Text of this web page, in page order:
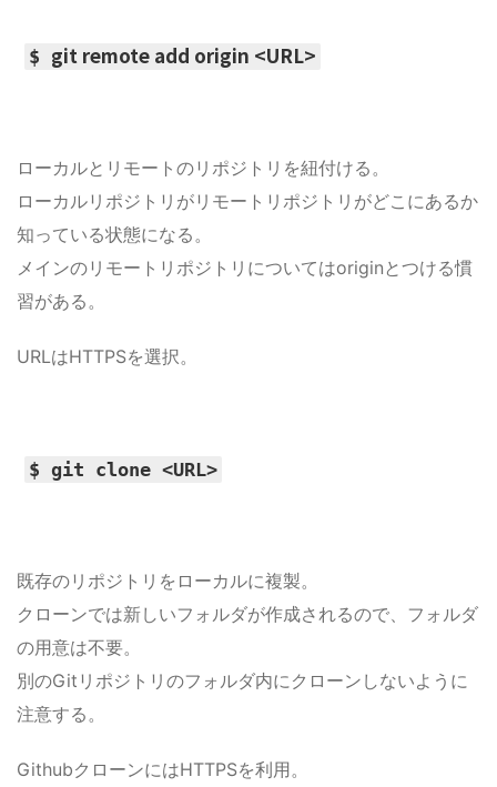
$ git remote add origin <URL>
ローカルとリモートのリポジトリを紐付ける。
ローカルリポジトリがリモートリポジトリがどこにあるか
知っている状態になる。
メインのリモートリポジトリについてはoriginとつける慣
習がある。
URLはHTTPSを選択。
$ git clone <URL>
既存のリポジトリをローカルに複製。
クローンでは新しいフォルダが作成されるので、フォルダ
の用意は不要。
別のGitリポジトリのフォルダ内にクローンしないように
注意する。
GithubクローンにはHTTPSを利用。